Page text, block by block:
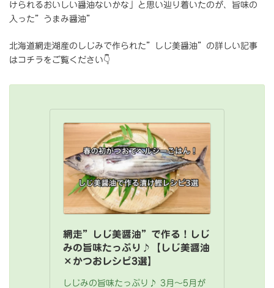
けられるおいしい醤油ないかな」と思い辿り着いたのが、旨味の
入った”うまみ醤油”
北海道網走湖産のしじみで作られた”しじ美醤油”の詳しい記事
はコチラをご覧ください👇
網走”しじ美醤油”で作る！しじ
みの旨味たっぷり♪【しじ美醤油
×かつおレシピ3選】
しじみの旨味たっぷり♪ 3月～5月が